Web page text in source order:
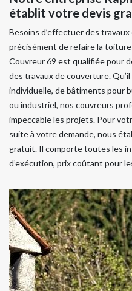
établit votre devis
Besoins d’effectuer des
précisément de refaire la
Couvreur 69 est qualifiée pour
des travaux de couverture.
individuelle, de bâtiments pour
ou industriel, nos couvreurs
impeccable les projets. Pour
suite à votre demande, nous
gratuit. Il comporte toutes les
d’exécution, prix coûtant pour